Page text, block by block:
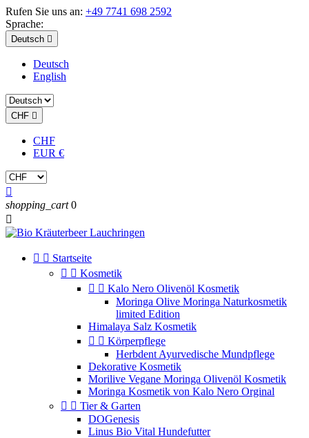
Rufen Sie uns an: +49 7741 698 2592
Sprache:
Deutsch 
Deutsch
English
CHF 
CHF
EUR €

shopping_cart 0

  Startseite
  Kosmetik
  Kalo Nero Olivenöl Kosmetik
Moringa Olive Moringa Naturkosmetik
limited Edition
Himalaya Salz Kosmetik
  Körperpflege
Herbdent Ayurvedische Mundpflege
Dekorative Kosmetik
Morilive Vegane Moringa Olivenöl Kosmetik
Moringa Kosmetik von Kalo Nero Orginal
  Tier & Garten
DOGenesis
Linus Bio Vital Hundefutter